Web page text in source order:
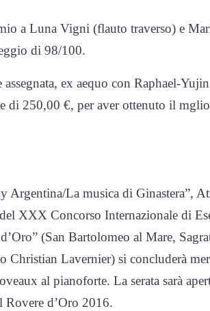
a Luna Vigni (flauto traverso) e
di 98/100.
ex aequo con Raphael-
di 250,00 €, per aver ottenuto il
Argentina/La musica di Ginastera”,
XXX Concorso Internazionale di
(San Bartolomeo al Mare,
Lavernier) si concluderà
al pianoforte. La serata sarà
d’Oro 2016.